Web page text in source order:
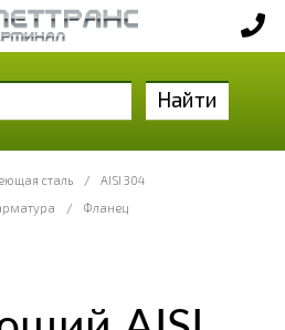
Найти
сталь /
AISI 304
/ Фланец